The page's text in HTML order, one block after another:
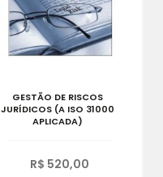
GESTÃO DE RISCOS
JURÍDICOS (A ISO 31000
APLICADA)
R$ 520,00